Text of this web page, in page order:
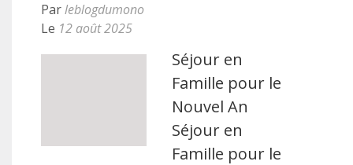
Parleblogdumono
Le 12 août 2025
Séjour en
Famille pour le
Nouvel An
Séjour en
Famille pour le